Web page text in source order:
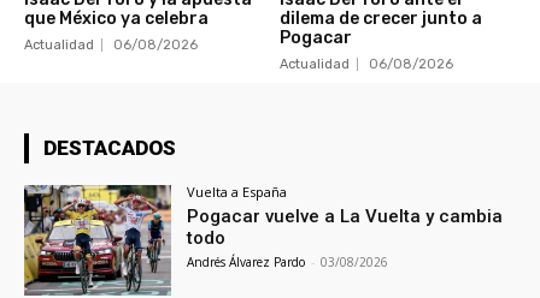
que México ya celebra
Actualidad 06/08/2026
dilema de crecer junto a
Pogacar
Actualidad 06/08/2026
DESTACADOS
Vuelta a España
Pogacar vuelve a La Vuelta y cambia
todo
Andrés Álvarez Pardo - 03/08/2026